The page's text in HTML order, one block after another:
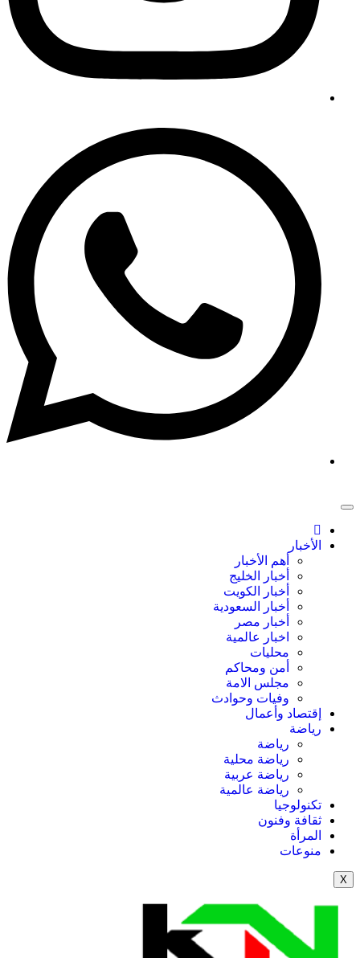
الأخبار
أهم الأخبار
أخبار الخليج
أخبار الكويت
أخبار السعودية
أخبار مصر
اخبار عالمية
محليات
أمن ومحاكم
مجلس الامة
وفيات وحوادث
إقتصاد وأعمال
رياضة
رياضة
رياضة محلية
رياضة عربية
رياضة عالمية
تكنولوجيا
ثقافة وفنون
المرأة
منوعات
X